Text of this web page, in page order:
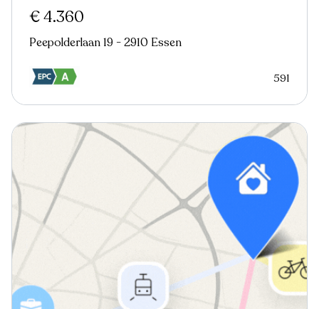
€ 4.360
Peepolderlaan 19 - 2910 Essen
591